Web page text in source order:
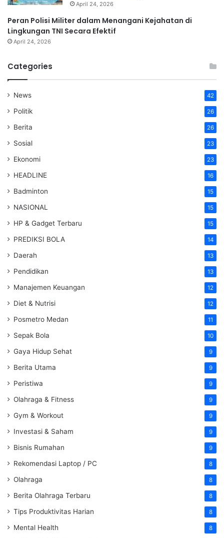
April 24, 2026
Peran Polisi Militer dalam Menangani Kejahatan di
Lingkungan TNI Secara Efektif
April 24, 2026
Categories
News 42
Politik 26
Berita 26
Sosial 23
Ekonomi 23
HEADLINE 16
Badminton 15
NASIONAL 15
HP & Gadget Terbaru 15
PREDIKSI BOLA 14
Daerah 13
Pendidikan 13
Manajemen Keuangan 12
Diet & Nutrisi 12
Posmetro Medan 11
Sepak Bola 10
Gaya Hidup Sehat 9
Berita Utama 9
Peristiwa 9
Olahraga & Fitness 9
Gym & Workout 9
Investasi & Saham 9
Bisnis Rumahan 9
Rekomendasi Laptop / PC 8
Olahraga 8
Berita Olahraga Terbaru 8
Tips Produktivitas Harian 8
Mental Health 8